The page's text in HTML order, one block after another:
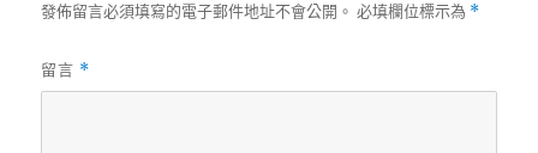
發佈留言必須填寫的電子郵件地址不會公開。 必填欄位標示為 *
留言 *